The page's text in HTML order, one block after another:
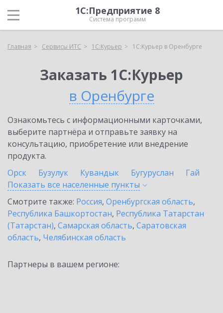
1С:Предприятие 8
Система программ
Главная Сервисы ИТС 1С:Курьер 1С:Курьер в Оренбурге
Заказать 1С:Курьер
в Оренбурге
Ознакомьтесь с информационными карточками,
выберите партнёра и отправьте заявку на
консультацию, приобретение или внедрение
продукта.
Орск
Бузулук Кувандык Бугуруслан
Гай
Показать все населенные пункты
Смотрите также: Россия, Оренбургская область,
Республика Башкортостан, Республика Татарстан
(Татарстан), Самарская область, Саратовская
область, Челябинская область
Партнеры в вашем регионе: